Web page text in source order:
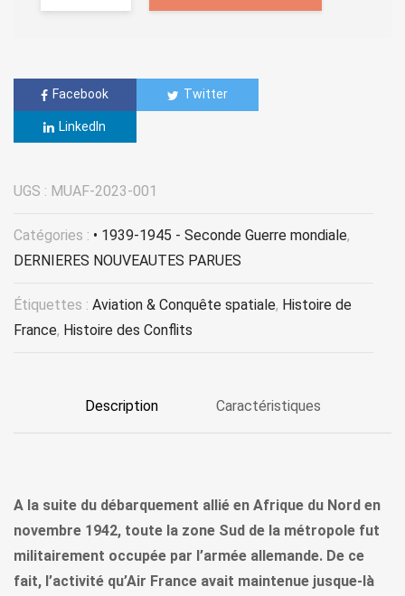
Facebook Twitter
LinkedIn
UGS : MUAF-2023-001
Catégories : • 1939-1945 - Seconde Guerre mondiale,
DERNIERES NOUVEAUTES PARUES
Étiquettes : Aviation & Conquête spatiale, Histoire de
France, Histoire des Conflits
Description Caractéristiques
A la suite du débarquement allié en Afrique du Nord en
novembre 1942, toute la zone Sud de la métropole fut
militairement occupée par l’armée allemande. De ce
fait, l’activité qu’Air France avait maintenue jusque-là